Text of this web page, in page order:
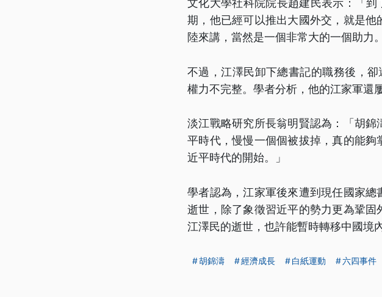
文化大學社科院院長趙建民表示：「
期，他已經可以推出大國外交，就是
陸來講，當然是一個非常大的一個助力。
不過，江澤民卸下總書記的職務後，
權力不完整。學者分析，他的江家軍還
淡江戰略研究所長翁明賢認為：「胡
平時代，慢慢一個個被拔掉，真的能
近平時代的開始。」
學者認為，江家軍後來遭到現任國家
逝世，除了象徵習近平的勢力更為鞏固
江澤民的逝世，也許能暫時轉移中國境
胡錦濤 經濟成長 白紙運動 六四事件